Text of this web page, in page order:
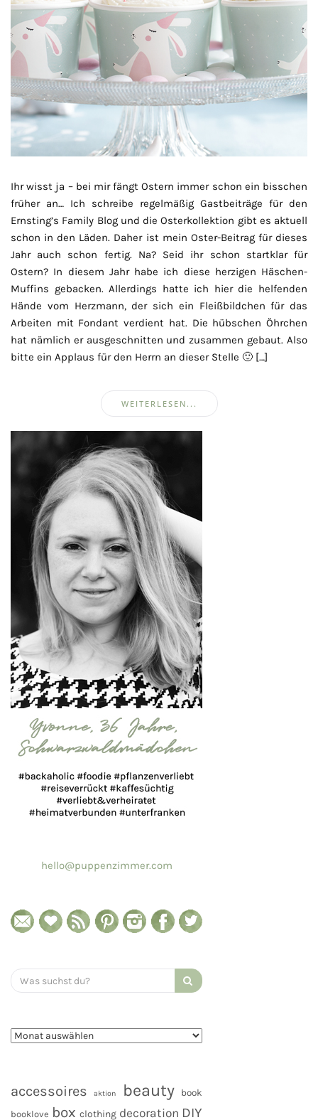
Ihr wisst ja – bei mir fängt Ostern immer schon ein bisschen
früher an… Ich schreibe regelmäßig Gastbeiträge für den
Ernsting’s Family Blog und die Osterkollektion gibt es aktuell
schon in den Läden. Daher ist mein Oster-Beitrag für dieses
Jahr auch schon fertig. Na? Seid ihr schon startklar für
Ostern? In diesem Jahr habe ich diese herzigen Häschen-
Muffins gebacken. Allerdings hatte ich hier die helfenden
Hände vom Herzmann, der sich ein Fleißbildchen für das
Arbeiten mit Fondant verdient hat. Die hübschen Öhrchen
hat nämlich er ausgeschnitten und zusammen gebaut. Also
bitte ein Applaus für den Herrn an dieser Stelle 🙂 […]
WEITERLESEN...
hello@puppenzimmer.com
Search
for:
accessoires aktion beauty
book
booklove box clothing decoration DIY